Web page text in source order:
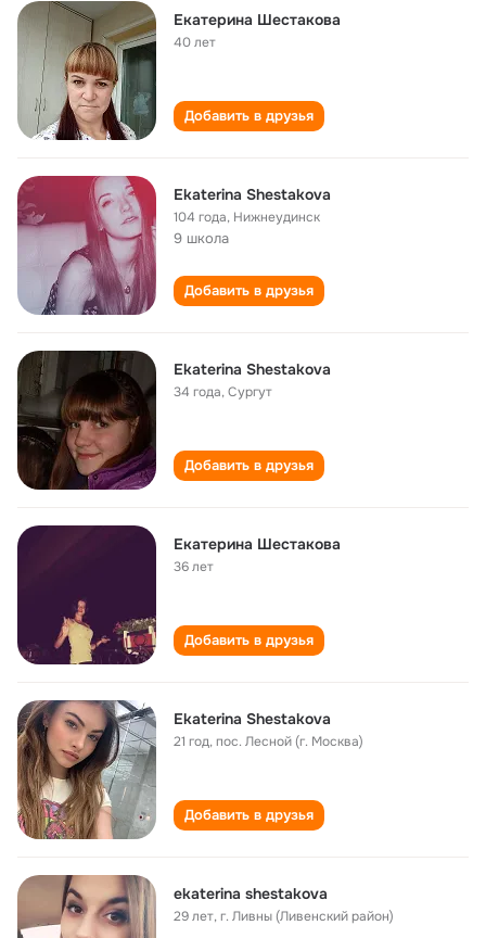
Екатерина Шестакова
40 лет
Добавить в друзья
Ekaterina Shestakova
104 года, Нижнеудинск
9 школа
Добавить в друзья
Ekaterina Shestakova
34 года,Сургут
Добавить в друзья
Екатерина Шестакова
36 лет
Добавить в друзья
Ekaterina Shestakova
21 год,пос. Лесной (г. Москва)
Добавить в друзья
ekaterina shestakova
29 лет,г. Ливны (Ливенский район)